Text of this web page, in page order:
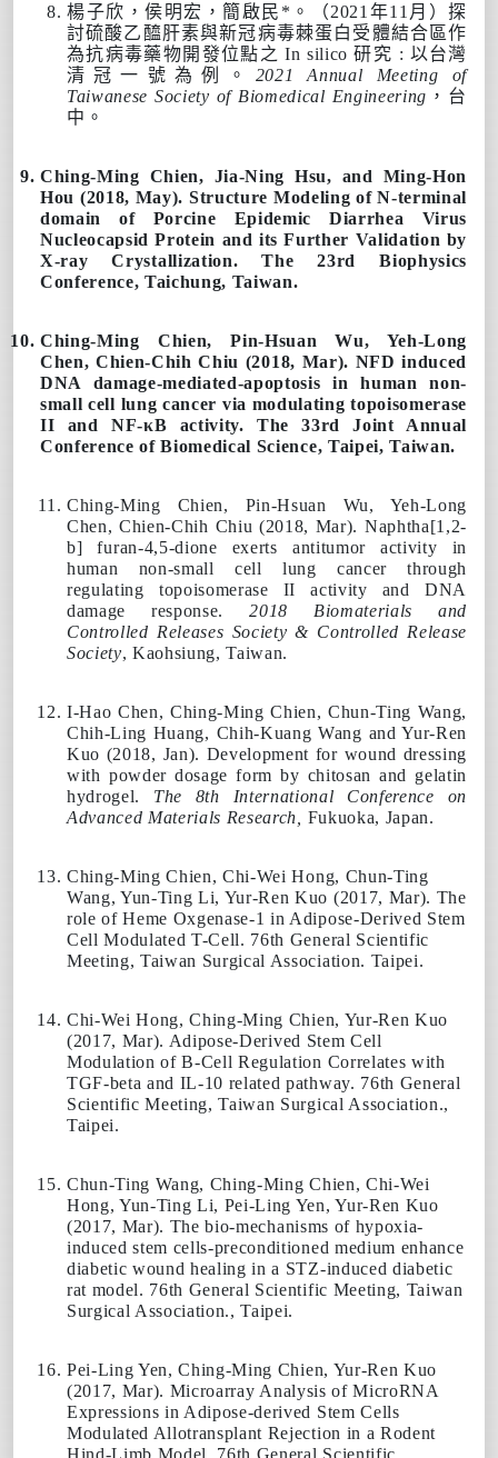
楊子欣，侯明宏，簡啟民 *。（2021 年11月）探
討硫酸乙醯肝素與新冠病毒棘蛋白受體結合區作
為抗病毒藥物開發位點之 In silico 研究 : 以台灣
清冠一號為例。 2021 Annual Meeting of
Taiwanese Society of Biomedical Engineering ，台
中。
Ching-Ming Chien, Jia-Ning Hsu, and Ming-Hon
Hou (2018, May). Structure Modeling of N-terminal
domain of Porcine Epidemic Diarrhea Virus
Nucleocapsid Protein and its Further Validation by
X-ray Crystallization.The 23rd Biophysics
Conference, Taichung, Taiwan.
Ching-Ming Chien,
Pin-Hsuan Wu, Yeh-Long
Chen, Chien-Chih Chiu (2018, Mar). NFD induced
DNA damage-mediated-apoptosis in human non-
small cell lung cancer via modulating topoisomerase
II and NF-κB activity. The 33rd Joint Annual
Conference of Biomedical Science, Taipei, Taiwan.
Ching-Ming Chien, Pin-Hsuan Wu, Yeh-Long
Chen, Chien-Chih Chiu (2018, Mar). Naphtha[1,2-
b] furan-4,5-dione exerts antitumor activity in
human non-small cell lung cancer through
regulating topoisomerase II activity and DNA
damage response.2018 Biomaterials and
Controlled Releases Society & Controlled Release
Society, Kaohsiung, Taiwan.
I-Hao Chen, Ching-Ming Chien, Chun-Ting Wang,
Chih-Ling Huang, Chih-Kuang Wang and Yur-Ren
Kuo (2018, Jan). Development for wound dressing
with powder dosage form by chitosan and gelatin
hydrogel. The 8th International Conference on
Advanced Materials Research,
Fukuoka, Japan.
Ching-Ming Chien, Chi-Wei Hong, Chun-Ting
Wang, Yun-Ting Li, Yur-Ren Kuo (2017, Mar). The
role of Heme Oxgenase-1 in Adipose-Derived Stem
Cell Modulated T-Cell. 76th General Scientific
Meeting, Taiwan Surgical Association. Taipei.
Chi-Wei Hong,Ching-Ming Chien, Yur-Ren Kuo
(2017, Mar). Adipose-Derived Stem Cell
Modulation of B-Cell Regulation Correlates with
TGF-beta and IL-10 related pathway. 76th General
Scientific Meeting, Taiwan Surgical Association.,
Taipei.
Chun-Ting Wang, Ching-Ming Chien, Chi-Wei
Hong, Yun-Ting Li, Pei-Ling Yen, Yur-Ren Kuo
(2017, Mar). The bio-mechanisms of hypoxia-
induced stem cells-preconditioned medium enhance
diabetic wound healing in a STZ-induced diabetic
rat model. 76th General Scientific Meeting, Taiwan
Surgical Association., Taipei.
Pei-Ling Yen,Ching-Ming Chien, Yur-Ren Kuo
(2017, Mar). Microarray Analysis of MicroRNA
Expressions in Adipose-derived Stem Cells
Modulated Allotransplant Rejection in a Rodent
Hind-Limb Model. 76th General Scientific